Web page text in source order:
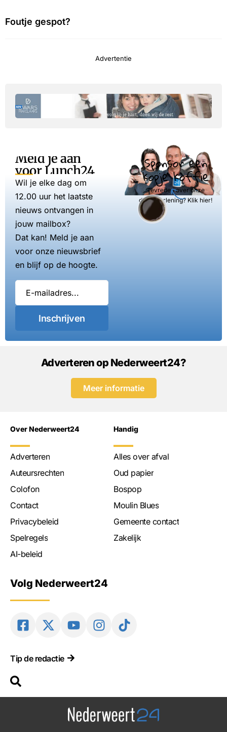
Foutje gespot?
Advertentie
Meld je aan
voor Lunch24
Wil je elke dag om
12.00 uur het laatste
nieuws ontvangen in
jouw mailbox?
Dat kan! Meld je aan
voor onze nieuwsbrief
en blijf op de hoogte.
Inschrijven
Sponsor een
kopje koffie
Tevreden over onze
dienstverlening? Klik hier!
Adverteren op Nederweert24?
Meer informatie
Over Nederweert24
Adverteren
Auteursrechten
Colofon
Contact
Privacybeleid
Spelregels
AI-beleid
Handig
Alles over afval
Oud papier
Bospop
Moulin Blues
Gemeente contact
Zakelijk
Volg Nederweert24
Tip de redactie